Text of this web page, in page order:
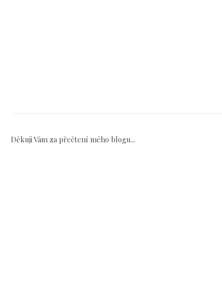
Děkuji Vám za přečtení mého blogu...